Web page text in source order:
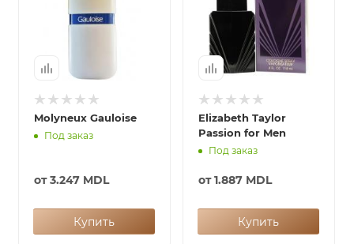
Molyneux Gauloise
Под заказ
от3.247 MDL
Купить
Elizabeth Taylor
Passion for Men
Под заказ
от1.887 MDL
Купить